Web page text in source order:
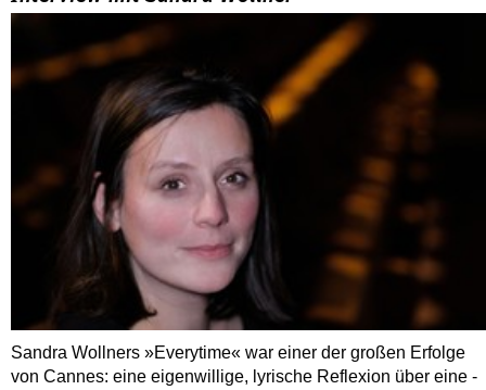
Sandra Wollners »Everytime« war einer der großen Erfolge
von Cannes: eine eigenwillige, lyrische Reflexion über eine ­